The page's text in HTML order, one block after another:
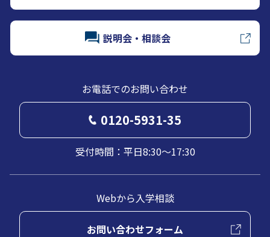
説明会・相談会
お電話でのお問い合わせ
0120-5931-35
受付時間：平日8:30～17:30
Webから入学相談
お問い合わせフォーム